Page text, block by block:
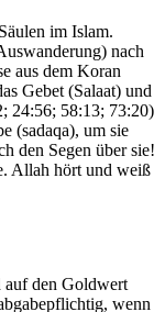
im Islam.
nach
aus dem Koran
Gebet (Salaat) und
24:56; 58:13; 73:20)
(sadaqa), um sie
den Segen über sie!
Allah hört und weiß
den Goldwert
wenn